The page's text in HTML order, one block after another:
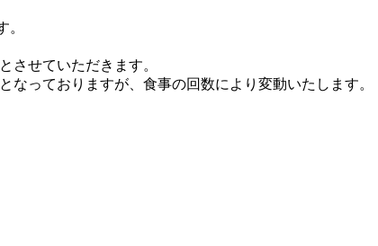
させていただきます。
なっておりますが、食事の回数により変動いたします。